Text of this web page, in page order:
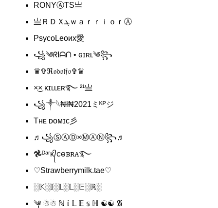
RONYㅤㅤⒶㅤTS亗
亗ＲＤＸܔｗａｒｒｉｏｒⒶ︎
PsycoLeoих愛
꧁༄ᖇIᗩᑎ • ɢɪʀʟ༄꧂
♛✞ℜ𝔬𝔡𝔬𝔩𝔣𝔬✞♛
×͜× ᴋɪʟʟᴇʀ࿐ ²¹亗
꧁⁣༒𓆩₦ł₦2021ミᴷᴾジ
Tʜᴇ ᴅᴏᴍɪᴄ彡
♬꧁ⓈⒶⒹ×ⓂⒶⓃ꧂♬
𖣘ᴰᵃʳᴋ᭄ꮯꮎᏼꭱꭺ࿐
♡Strawberrymilk.tae♡
░𝕂░𝕀░𝕃░𝕃░𝔼░ℝ░
༆ ☃︎☃︎ ℕ 𝕚 𝕃 𝔼 𝕤 ℍ ☯︎☯︎ ᯾